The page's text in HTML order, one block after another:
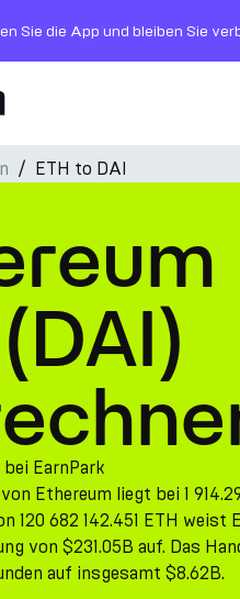
Sie die App und bleiben Sie
ETH to DAI
EarnPark
Ethereum liegt bei 1
120 682 142.451 ETH weist
von $231.05B auf. Das
auf insgesamt $8.62B.